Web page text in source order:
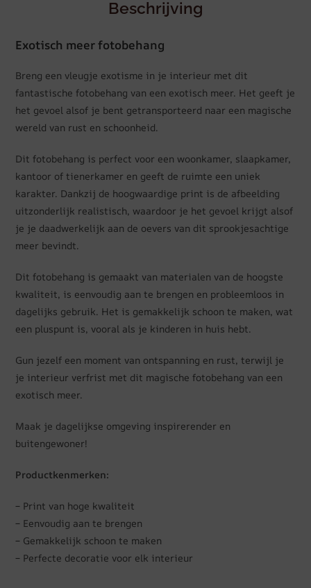
Beschrijving
Exotisch meer fotobehang
Breng een vleugje exotisme in je interieur met dit
fantastische fotobehang van een exotisch meer. Het geeft je
het gevoel alsof je bent getransporteerd naar een magische
wereld van rust en schoonheid.
Dit fotobehang is perfect voor een woonkamer, slaapkamer,
kantoor of tienerkamer en geeft de ruimte een uniek
karakter. Dankzij de hoogwaardige print is de afbeelding
uitzonderlijk realistisch, waardoor je het gevoel krijgt alsof
je je daadwerkelijk aan de oevers van dit sprookjesachtige
meer bevindt.
Dit fotobehang is gemaakt van materialen van de hoogste
kwaliteit, is eenvoudig aan te brengen en probleemloos in
dagelijks gebruik. Het is gemakkelijk schoon te maken, wat
een pluspunt is, vooral als je kinderen in huis hebt.
Gun jezelf een moment van ontspanning en rust, terwijl je
je interieur verfrist met dit magische fotobehang van een
exotisch meer.
Maak je dagelijkse omgeving inspirerender en
buitengewoner!
Productkenmerken:
– Print van hoge kwaliteit
– Eenvoudig aan te brengen
– Gemakkelijk schoon te maken
– Perfecte decoratie voor elk interieur